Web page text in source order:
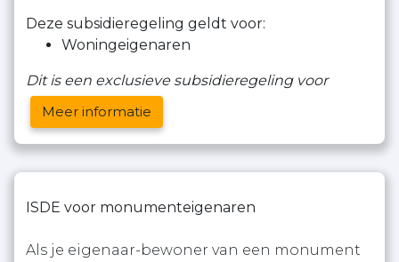
Deze subsidieregeling geldt voor:
Woningeigenaren
Dit is een exclusieve subsidieregeling voor
Meer informatie
ISDE voor monumenteigenaren
Als je eigenaar-bewoner van een monument